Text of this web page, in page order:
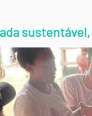
sustentável,